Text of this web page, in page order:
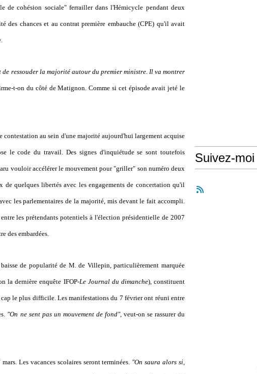
de cohésion sociale" ferrailler dans l'Hémicycle pendant deux
des chances et au contrat première embauche (CPE) qu'il avait
de ressouder la majorité autour du premier ministre. Il va montrer
t-on du côté de Matignon. Comme si cet épisode avait jeté le
au sein d'une majorité aujourd'hui largement acquise
le code du travail. Des signes d'inquiétude se sont toutefois
vouloir accélérer le mouvement pour "griller" son numéro deux
quelques libertés avec les engagements de concertation qu'il
les parlementaires de la majorité, mis devant le fait accompli.
les prétendants potentiels à l'élection présidentielle de 2007
des embardées.
de popularité de M. de Villepin, particulièrement marquée
la dernière enquête IFOP-Le Journal du dimanche), constituent
le plus difficile. Les manifestations du 7 février ont réuni entre
"On ne sent pas un mouvement de fond", veut-on se rassurer du
Les vacances scolaires seront terminées. "On saura alors si,
Suivez-moi